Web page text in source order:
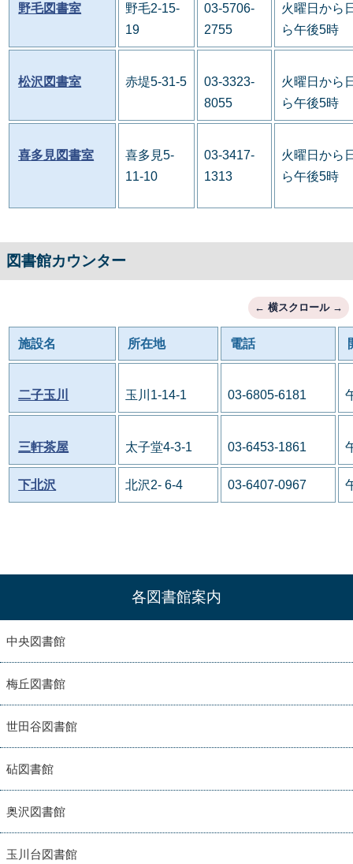
野毛図書室
野毛2-15-
19
03-5706-
2755
火曜日から
ら午後5時
松沢図書室 赤堤5-31-5
03-3323-
8055
火曜日から
ら午後5時
喜多見図書室
喜多見5-
11-10
03-3417-
1313
火曜日から
ら午後5時
図書館カウンター
施設名 所在地 電話
二子玉川 玉川1-14-1 03-6805-6181
三軒茶屋 太子堂4-3-1 03-6453-1861
下北沢 北沢2- 6-4 03-6407-0967
各図書館案内
中央図書館
梅丘図書館
世田谷図書館
砧図書館
奥沢図書館
玉川台図書館